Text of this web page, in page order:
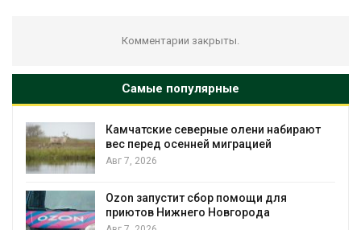
Комментарии закрыты.
Самые популярные
олени набирают
миграцией
помощи для
Новгорода
Тайфун, засуха и
несколько
Авг 7, 2026
Солнечные панели